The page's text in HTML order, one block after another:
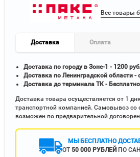
Все товары
Доставка Оплата
Доставка по городу в Зоне-1 - 1200
Доставка по Ленинградской области -
Доставка до терминала ТК - Бесплатно
Доставка товара осуществляется от 1
транспортной компанией. Самовывоз со
возможен по предварительной
МЫ БЕСПЛАТНО
ОТ 50 000 РУБЛЕЙ ПО